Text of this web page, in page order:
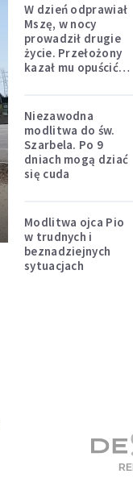
W dzień odprawiał
Mszę, w nocy
prowadził drugie
życie. Przełożony
kazał mu opuścić
Niezawodna
modlitwa do św.
Szarbela. Po 9
dniach mogą dziać
się cuda
Modlitwa ojca Pio
w trudnych i
beznadziejnych
sytuacjach